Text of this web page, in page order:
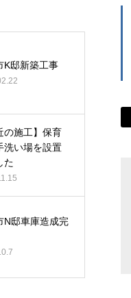
K邸新築工事
の施工】保育
洗い場を設置
た
N邸車庫造成完